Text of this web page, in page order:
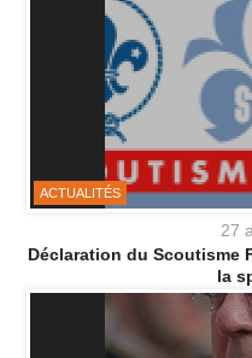
ACTUALITÉS
27
Déclaration du Scoutisme
la